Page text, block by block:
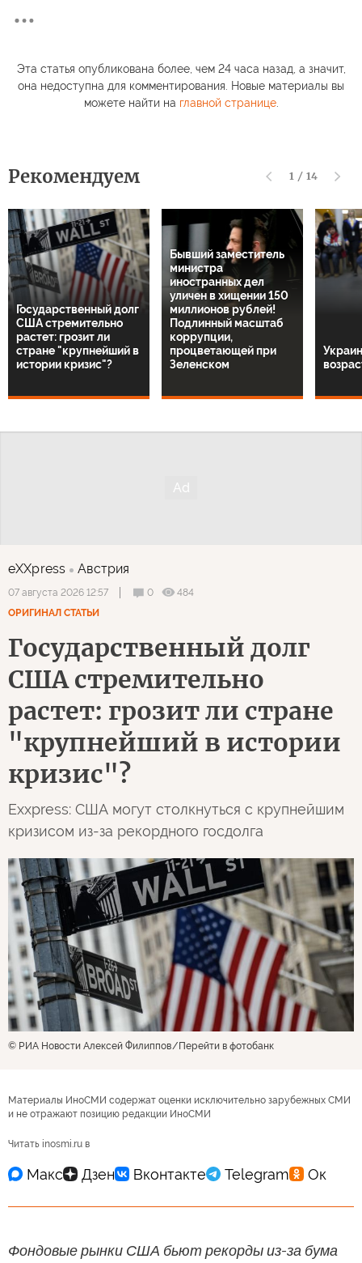
Эта статья опубликована более, чем 24 часа назад, а значит,
она недоступна для комментирования. Новые материалы вы
можете найти на главной странице.
Рекомендуем 1 / 14
Государственный долг
США стремительно
растет: грозит ли
стране "крупнейший в
истории кризис"?
Бывший заместитель
министра
иностранных дел
уличен в хищении 150
миллионов рублей!
Подлинный масштаб
коррупции,
процветающей при
Зеленском
eXXpress Австрия
07 августа 2026 12:57 0
484
ОРИГИНАЛ СТАТЬИ
Государственный долг
США стремительно
растет: грозит ли стране
"крупнейший в истории
кризис"?
Exxpress: США могут столкнуться с крупнейшим
кризисом из-за рекордного госдолга
© РИА Новости Алексей Филиппов Перейти в фотобанк
Материалы ИноСМИ содержат оценки исключительно зарубежных СМИ
и не отражают позицию редакции ИноСМИ
Читать inosmi.ru в
Фондовые рынки США бьют рекорды из-за бума